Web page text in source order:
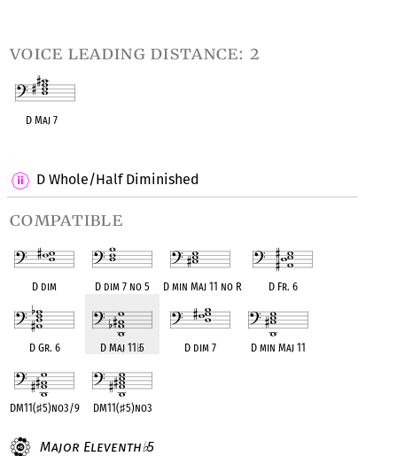
D Whole/Half Diminished
compatible
D dim D dim 7 no 5 D min Maj 11 no R D Fr. 6
D Gr. 6 D Maj 11♭5 D dim 7 D min Maj 11
DM11(♯5)no3/9 DM11(♯5)no3
Major Eleventh♭5
voice leading distance: 2
D Maj 7